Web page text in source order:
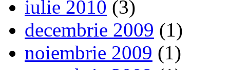
iulie 2010 (3)
decembrie 2009 (1)
noiembrie 2009 (1)